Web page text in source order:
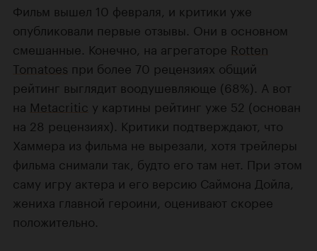
Фильм вышел 10 февраля, и критики уже
опубликовали первые отзывы. Они в основном
смешанные. Конечно, на агрегаторе Rotten
Tomatoes при более 70 рецензиях общий
рейтинг выглядит воодушевляюще (68%). А вот
на Metacritic у картины рейтинг уже 52 (основан
на 28 рецензиях). Критики подтверждают, что
Хаммера из фильма не вырезали, хотя трейлеры
фильма снимали так, будто его там нет. При этом
саму игру актера и его версию Саймона Дойла,
жениха главной героини, оценивают скорее
положительно.